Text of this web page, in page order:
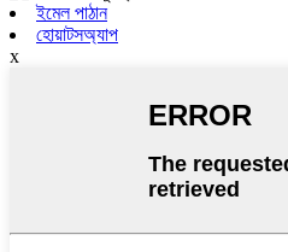
ইমেল পাঠান
হোয়াটসঅ্যাপ
x